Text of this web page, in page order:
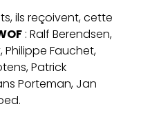
ils reçoivent, cette
: Ralf Berendsen,
Philippe Fauchet,
Patrick
Porteman, Jan